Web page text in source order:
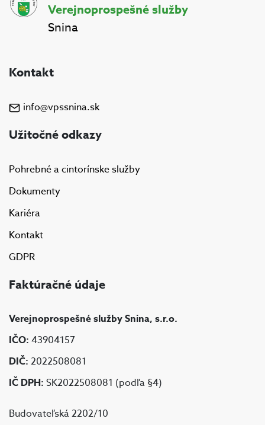
Verejnoprospešné služby
Snina
Kontakt
info@vpssnina.sk
Užitočné odkazy
Pohrebné a cintorínske služby
Dokumenty
Kariéra
Kontakt
GDPR
Faktúračné údaje
Verejnoprospešné služby Snina, s.r.o.
IČO: 43904157
DIČ: 2022508081
IČ DPH: SK2022508081 (podľa §4)
Budovateľská 2202/10